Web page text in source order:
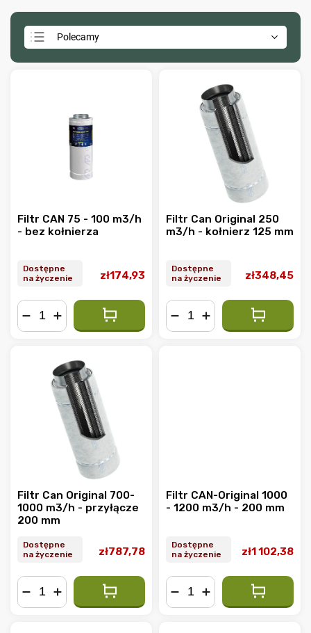
Polecamy
Najtańsze
Alfabetycznie
Filtr CAN 75 - 100 m3/h
- bez kołnierza
Dostępne
na życzenie
zł174,93
Filtr Can Original 250
m3/h - kołnierz 125 mm
Dostępne
na życzenie
zł348,45
Filtr Can Original 700-
1000 m3/h - przyłącze
200 mm
Dostępne
na życzenie
zł787,78
Filtr CAN-Original 1000
- 1200 m3/h - 200 mm
Dostępne
na życzenie
zł1 102,38